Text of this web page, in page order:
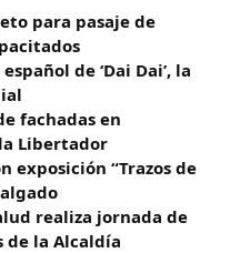
para pasaje de
de ‘Dai Dai’, la
fachadas en
Libertador
exposición “Trazos de
realiza jornada de
de la Alcaldía